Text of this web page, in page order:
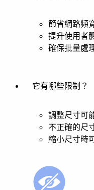
節省網路頻
提升使用者
確保批量處
它有哪些限制？
調整尺寸可
不正確的尺
縮小尺寸時